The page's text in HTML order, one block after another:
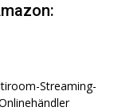
Streaming-